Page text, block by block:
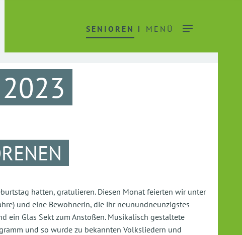
SENIOREN MENÜ
2023
hatten, gratulieren. Diesen Monat feierten wir unter
und eine Bewohnerin, die ihr neunundneunzigstes
ein Glas Sekt zum Anstoßen. Musikalisch gestaltete
und so wurde zu bekannten Volksliedern und